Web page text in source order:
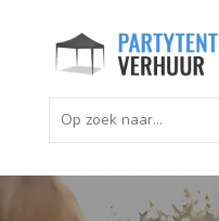
Zoek
naar: